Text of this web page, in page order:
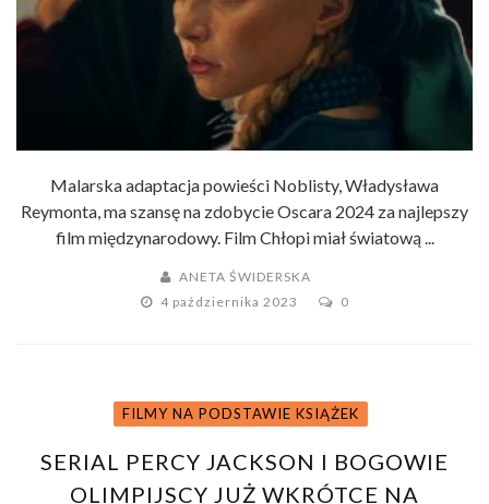
Malarska adaptacja powieści Noblisty, Władysława
Reymonta, ma szansę na zdobycie Oscara 2024 za najlepszy
film międzynarodowy. Film Chłopi miał światową ...
ANETA ŚWIDERSKA
4 października 2023
0
FILMY NA PODSTAWIE KSIĄŻEK
SERIAL PERCY JACKSON I BOGOWIE
OLIMPIJSCY JUŻ WKRÓTCE NA